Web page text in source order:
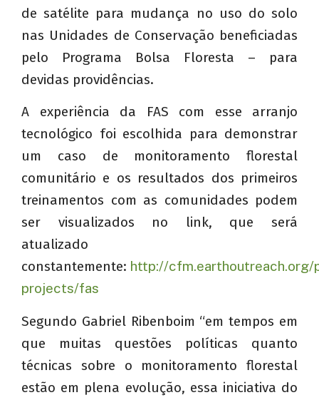
de satélite para mudança no uso do solo
nas Unidades de Conservação beneficiadas
pelo Programa Bolsa Floresta – para
devidas providências.
A experiência da FAS com esse arranjo
tecnológico foi escolhida para demonstrar
um caso de monitoramento florestal
comunitário e os resultados dos primeiros
treinamentos com as comunidades podem
ser visualizados no link, que será
atualizado
constantemente: http://cfm.earthoutreach.org/
projects/fas
Segundo Gabriel Ribenboim “em tempos em
que muitas questões políticas quanto
técnicas sobre o monitoramento florestal
estão em plena evolução, essa iniciativa do